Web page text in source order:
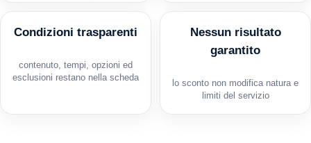
Condizioni trasparenti
contenuto, tempi, opzioni ed
esclusioni restano nella scheda
Nessun risultato
garantito
lo sconto non modifica natura e
limiti del servizio